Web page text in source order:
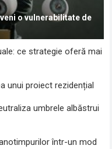
o vulnerabilitate de
ce strategie oferă mai
unui proiect rezidențial
umbrele albăstrui
într-un mod